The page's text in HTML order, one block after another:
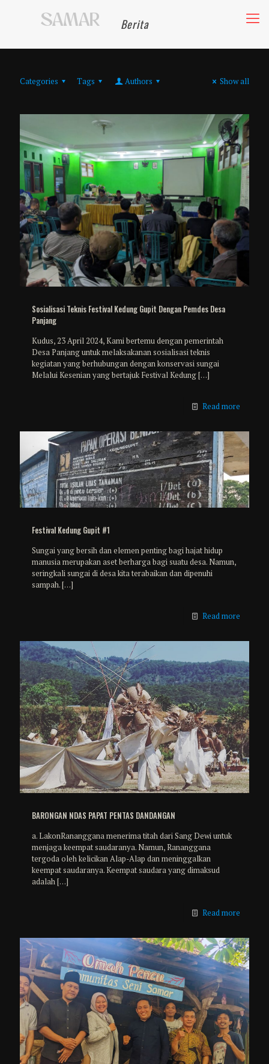
Berita
Categories Tags Authors Show all
Sosialisasi Teknis Festival Kedung Gupit Dengan Pemdes Desa
Panjang
Kudus, 23 April 2024, Kami bertemu dengan pemerintah
Desa Panjang untuk melaksakanan sosialisasi teknis
kegiatan yang berhubungan dengan konservasi sungai
Melalui Kesenian yang bertajuk Festival Kedung[…]
Read more
Festival Kedung Gupit #1
Sungai yang bersih dan elemen penting bagi hajat hidup
manusia merupakan aset berharga bagi suatu desa. Namun,
seringkali sungai di desa kita terabaikan dan dipenuhi
sampah.[…]
Read more
BARONGAN NDAS PAPAT PENTAS DANDANGAN
a. LakonRananggana menerima titah dari Sang Dewi untuk
menjaga keempat saudaranya. Namun, Rananggana
tergoda oleh kelicikan Alap-Alap dan meninggalkan
keempat saudaranya. Keempat saudara yang dimaksud
adalah[…]
Read more